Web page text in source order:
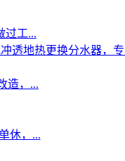
过工...
造，...
休，...